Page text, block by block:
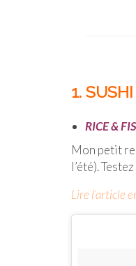
1.
RICE &
Mon petit
l’été).
Lire l’article